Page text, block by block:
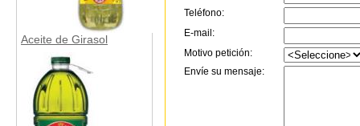
Aceite de Girasol
Teléfono:
E-mail:
Motivo petición:
Envíe su mensaje: